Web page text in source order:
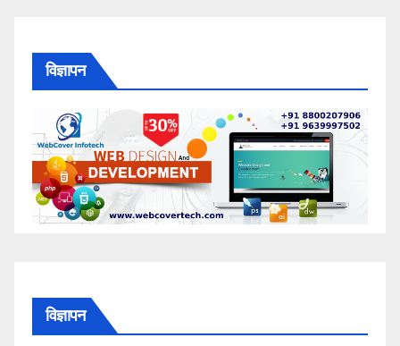
विज्ञापन
विज्ञापन